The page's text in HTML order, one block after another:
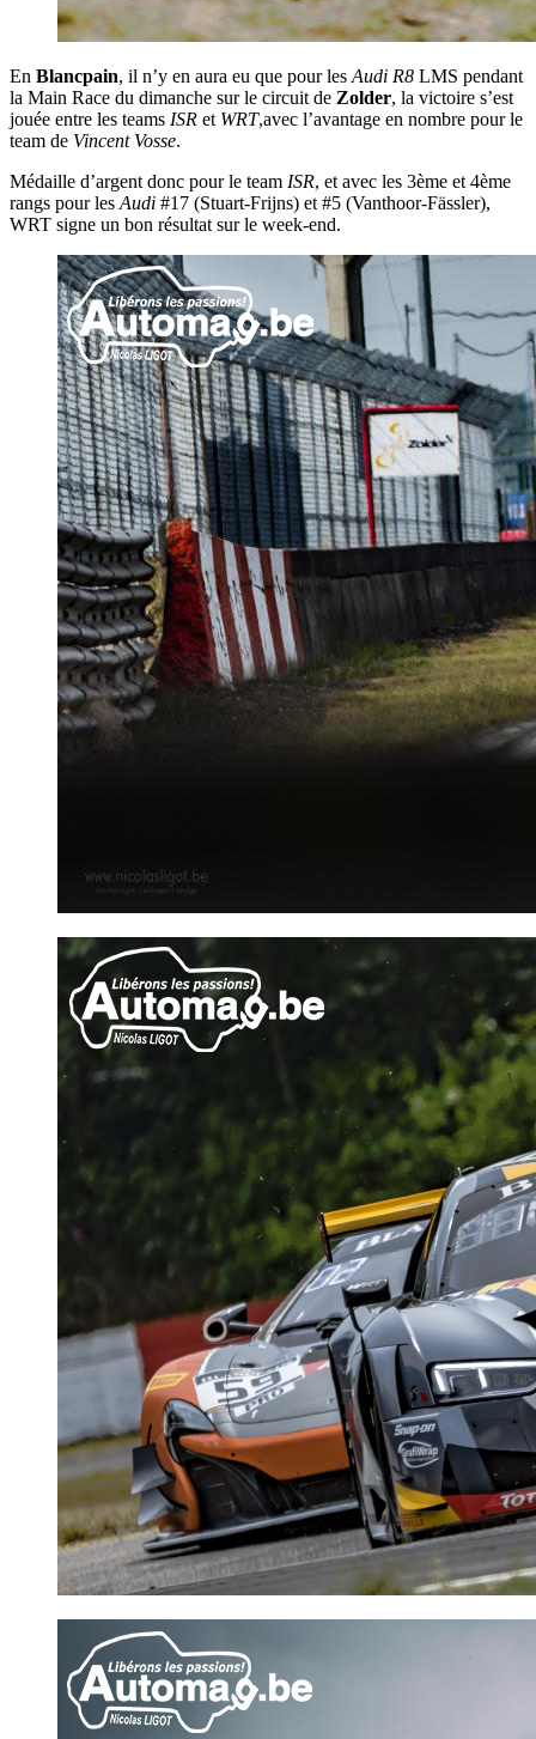
En Blancpain, il n’y en aura eu que pour lesAudi R8 LMS pendant
la Main Race du dimanche sur le circuit de Zolder, la victoire s’est
jouée entre les teams ISR et WRT,avec l’avantage en nombre pour le
team de Vincent Vosse.
Médaille d’argent donc pour le team ISR, et avec les 3ème et 4ème
rangs pour lesAudi #17 (Stuart-Frijns) et #5 (Vanthoor-Fässler),
WRT signe un bon résultat sur le week-end.